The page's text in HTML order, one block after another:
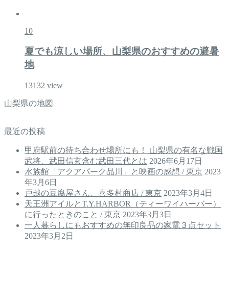
10
夏でも涼しい場所、山梨県のおすすめの避暑
地
13132 view
山梨県の地図
最近の投稿
甲府駅前の待ち合わせ場所にも！ 山梨県の有名な戦国
武将、武田信玄含む武田三代とは 2026年6月17日
水族館「アクアパーク品川」と映画の感想 / 東京 2023
年3月6日
戸越の豆腐屋さん、喜多村商店 / 東京 2023年3月4日
天王洲アイルとT.Y.HARBOR（ティーワイハーバー）
に行ったときのこと / 東京 2023年3月3日
一人暮らしにもおすすめの無印良品の家電３点セット
2023年3月2日